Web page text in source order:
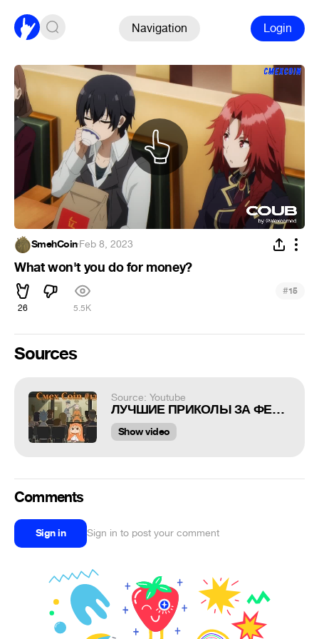
Navigation Login
SmehCoin·Feb 8, 2023
What won't you do for money?
26 5.5K
#15
Sources
Source: Youtube
ЛУЧШИЕ ПРИКОЛЫ ЗА ФЕВРАЛЬ 2023 / СМЕШНЫЕ МОМЕНТЫ ИЗ TIK TOK / BEST COUB #127
Show video
Comments
Sign in Sign in to post your comment